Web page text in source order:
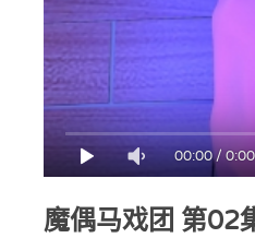
00:00/0:00
魔偶马戏团 第02